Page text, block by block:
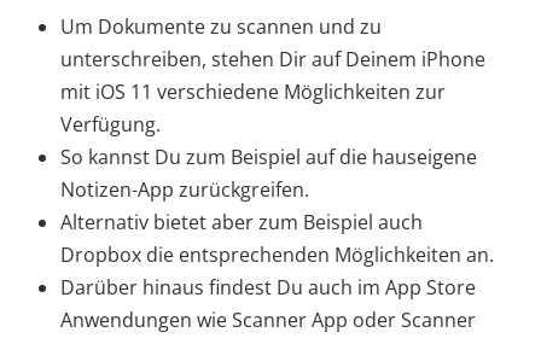
Um Dokumente zu scannen und zu
unterschreiben, stehen Dir auf Deinem iPhone
mit iOS 11 verschiedene Möglichkeiten zur
Verfügung.
So kannst Du zum Beispiel auf die hauseigene
Notizen-App zurückgreifen.
Alternativ bietet aber zum Beispiel auch
Dropbox die entsprechenden Möglichkeiten an.
Darüber hinaus findest Du auch im App Store
Anwendungen wie Scanner App oder Scanner